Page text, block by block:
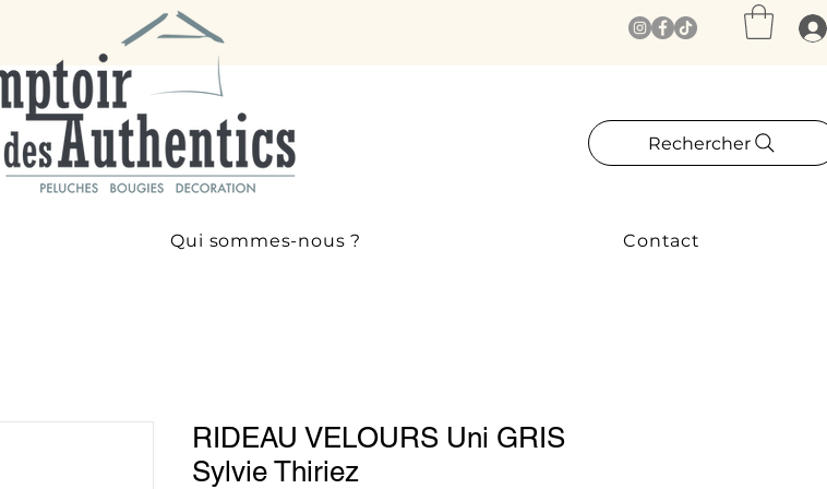
Rechercher
Qui sommes-nous ? Contact
RIDEAU VELOURS Uni GRIS
Sylvie Thiriez